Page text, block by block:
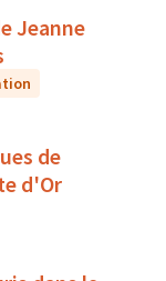
Jeanne
de
d'Or